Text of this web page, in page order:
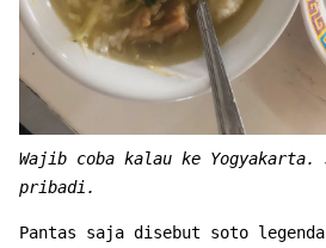
Wajib coba kalau ke Yogyakarta.
pribadi.
Pantas saja disebut soto